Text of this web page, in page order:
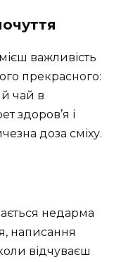
важливість
прекрасного:
чай в
здоров’я і
доза сміху.
недарма
написання
відчуваєш